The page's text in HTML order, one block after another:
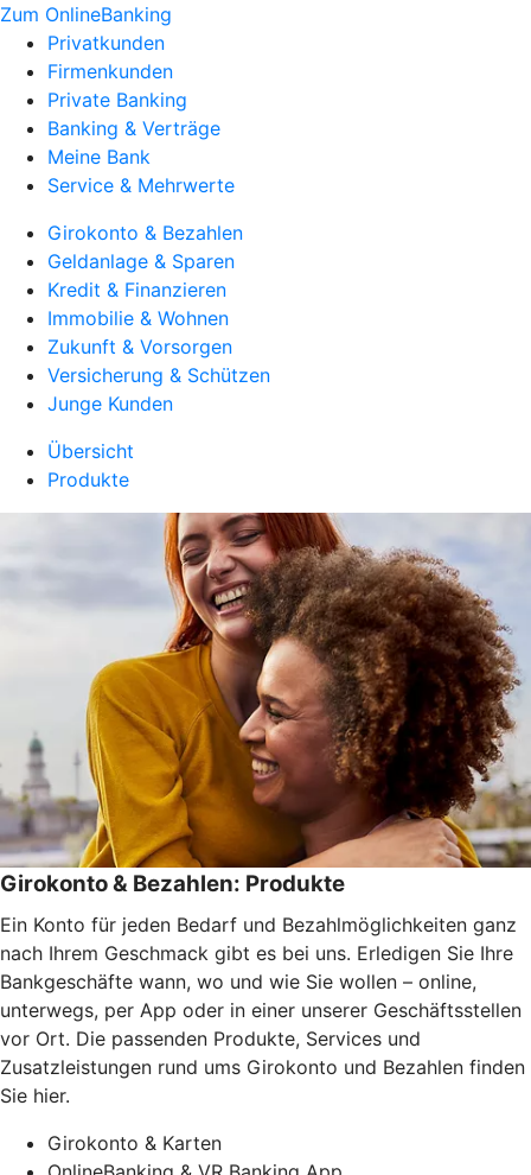
Zum OnlineBanking
Privatkunden
Firmenkunden
Private Banking
Banking & Verträge
Meine Bank
Service & Mehrwerte
Girokonto & Bezahlen
Geldanlage & Sparen
Kredit & Finanzieren
Immobilie & Wohnen
Zukunft & Vorsorgen
Versicherung & Schützen
Junge Kunden
Übersicht
Produkte
Girokonto & Bezahlen: Produkte
Ein Konto für jeden Bedarf und Bezahlmöglichkeiten ganz
nach Ihrem Geschmack gibt es bei uns. Erledigen Sie Ihre
Bankgeschäfte wann, wo und wie Sie wollen – online,
unterwegs, per App oder in einer unserer Geschäftsstellen
vor Ort. Die passenden Produkte, Services und
Zusatzleistungen rund ums Girokonto und Bezahlen finden
Sie hier.
Girokonto & Karten